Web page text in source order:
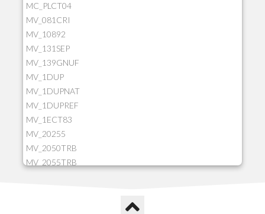
MC_PLCT04
MV_081CRI
MV_10892
MV_131SEP
MV_139GNUF
MV_1DUP
MV_1DUPNAT
MV_1DUPREF
MV_1ECT83
MV_20255
MV_2050TRB
MV_2055TRB